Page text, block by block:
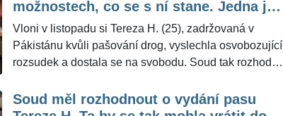
víc komplikuje. Pro ŽivotvČesku.cz o jejích dvou
Šándor (64).
možnostech, co se s ní stane. Jedna je
její noční můrou
Vloni v listopadu si Tereza H. (25), zadržovaná v
Pákistánu kvůli pašování drog, vyslechla osvobozující
rozsudek a dostala se na svobodu. Soud tak rozhodl
při manipulaci se zadrženou drogou. Češka přesto
dosud neodcestovala domů a její osud je v rukou
Soud měl rozhodnout o vydání pasu